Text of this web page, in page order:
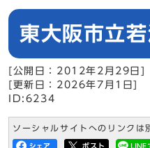
東大阪市立
[公開日：2012年2月29日]
[更新日：2026年7月1日]
ID:6234
ソーシャルサイトへのリンクは